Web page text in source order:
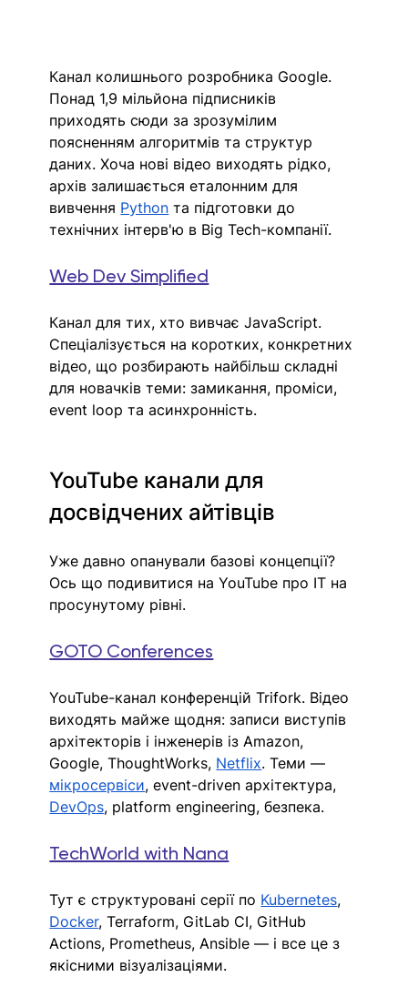
Канал колишнього розробника Google.
Понад 1,9 мільйона підписників
приходять сюди за зрозумілим
поясненням алгоритмів та структур
даних. Хоча нові відео виходять рідко,
архів залишається еталонним для
вивчення Python та підготовки до
технічних інтерв'ю в Big Tech-компанії.
Web Dev Simplified
Канал для тих, хто вивчає JavaScript.
Спеціалізується на коротких, конкретних
відео, що розбирають найбільш складні
для новачків теми: замикання, проміси,
event loop та асинхронність.
YouTube канали для
досвідчених айтівців
Уже давно опанували базові концепції?
Ось що подивитися на YouTube про IT на
просунутому рівні.
GOTO Conferences
YouTube-канал конференцій Trifork. Відео
виходять майже щодня: записи виступів
архітекторів і інженерів із Amazon,
Google, ThoughtWorks, Netflix. Теми —
мікросервіси, event-driven архітектура,
DevOps, platform engineering, безпека.
TechWorld with Nana
Тут є структуровані серії по Kubernetes,
Docker, Terraform, GitLab CI, GitHub
Actions, Prometheus, Ansible — і все це з
якісними візуалізаціями.